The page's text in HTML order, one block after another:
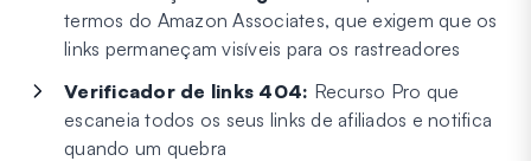
termos do Amazon Associates, que exigem que os
links permaneçam visíveis para os rastreadores
Verificador de links 404: Recurso Pro que
escaneia todos os seus links de afiliados e notifica
quando um quebra